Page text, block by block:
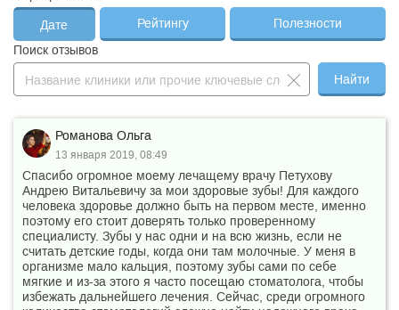
Дате Рейтингу
Полезности
Поиск отзывов
Найти
Романова Ольга
13 января 2019, 08:49
Спасибо огромное моему лечащему врачу Петухову
Андрею Витальевичу за мои здоровые зубы! Для каждого
человека здоровье должно быть на первом месте, именно
поэтому его стоит доверять только проверенному
специалисту. Зубы у нас одни и на всю жизнь, если не
считать детские годы, когда они там молочные. У меня в
организме мало кальция, поэтому зубы сами по себе
мягкие и из-за этого я часто посещаю стоматолога, чтобы
избежать дальнейшего лечения. Сейчас, среди огромного